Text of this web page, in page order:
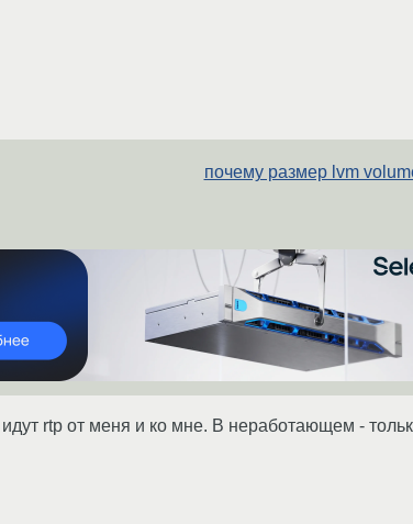
почему размер lvm
rtp от меня и ко мне. В неработающем -